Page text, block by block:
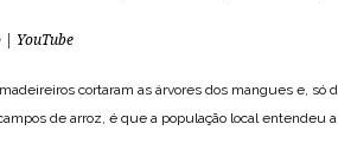
| YouTube
cortaram as árvores dos mangues e, só
de arroz, é que a população local entendeu